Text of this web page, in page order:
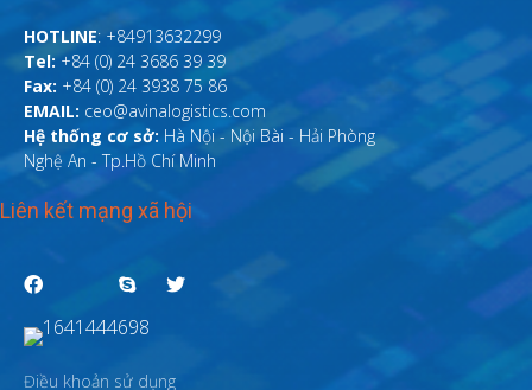
HOTLINE: +84913632299
Tel: +84 (0) 24 3686 39 39
Fax: +84 (0) 24 3938 75 86
EMAIL: ceo@avinalogistics.com
Hệ thống cơ sở: Hà Nội - Nội Bài - Hải Phòng
Nghệ An - Tp.Hồ Chí Minh
Liên kết mạng xã hội
Điều khoản sử dụng